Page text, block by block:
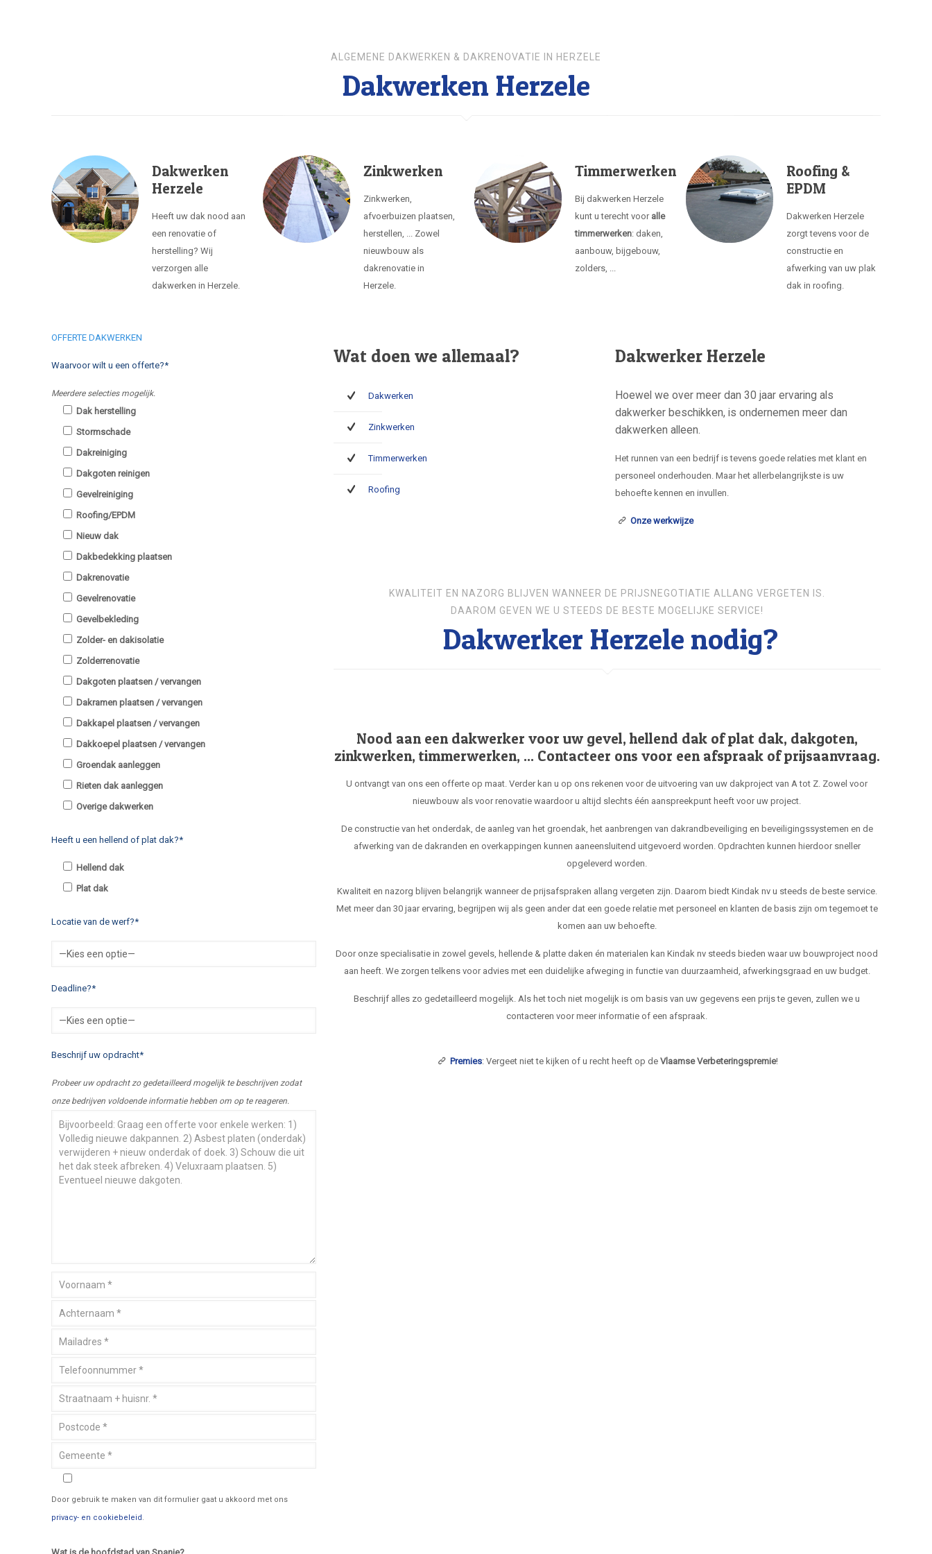
ALGEMENE DAKWERKEN & DAKRENOVATIE IN HERZELE
Dakwerken Herzele
Dakwerken
Herzele
Heeft uw dak nood aan
een renovatie of
herstelling? Wij
verzorgen alle
dakwerken in Herzele.
Zinkwerken
Zinkwerken,
afvoerbuizen plaatsen,
herstellen, ... Zowel
nieuwbouw als
dakrenovatie in
Herzele.
Timmerwerken
Bij dakwerken Herzele
kunt u terecht voor alle
timmerwerken: daken,
aanbouw, bijgebouw,
zolders, ...
Roofing &
EPDM
Dakwerken Herzele
zorgt tevens voor de
constructie en
afwerking van uw plak
dak in roofing.
OFFERTE DAKWERKEN
Waarvoor wilt u een offerte?*
Meerdere selecties mogelijk.
Dak herstelling
Stormschade
Dakreiniging
Dakgoten reinigen
Gevelreiniging
Roofing/EPDM
Nieuw dak
Dakbedekking plaatsen
Dakrenovatie
Gevelrenovatie
Gevelbekleding
Zolder- en dakisolatie
Zolderrenovatie
Dakgoten plaatsen / vervangen
Dakramen plaatsen / vervangen
Dakkapel plaatsen / vervangen
Dakkoepel plaatsen / vervangen
Groendak aanleggen
Rieten dak aanleggen
Overige dakwerken
Heeft u een hellend of plat dak?*
Hellend dak
Plat dak
Locatie van de werf?*
Deadline?*
Beschrijf uw opdracht*
Probeer uw opdracht zo gedetailleerd mogelijk te beschrijven zodat
onze bedrijven voldoende informatie hebben om op te reageren.
Door gebruik te maken van dit formulier gaat u akkoord met ons
privacy- en cookiebeleid.
Wat doen we allemaal?
Dakwerken
Zinkwerken
Timmerwerken
Roofing
Dakwerker Herzele
Hoewel we over meer dan 30 jaar ervaring als
dakwerker beschikken, is ondernemen meer dan
dakwerken alleen.
Het runnen van een bedrijf is tevens goede relaties met klant en
personeel onderhouden. Maar het allerbelangrijkste is uw
behoefte kennen en invullen.
Onze werkwijze
KWALITEIT EN NAZORG BLIJVEN WANNEER DE PRIJSNEGOTIATIE ALLANG VERGETEN IS.
DAAROM GEVEN WE U STEEDS DE BESTE MOGELIJKE SERVICE!
Dakwerker Herzele nodig?
Nood aan een dakwerker voor uw gevel, hellend dak of plat dak, dakgoten,
zinkwerken, timmerwerken, ... Contacteer ons voor een afspraak of prijsaanvraag.
U ontvangt van ons een offerte op maat. Verder kan u op ons rekenen voor de uitvoering van uw dakproject van A tot Z. Zowel voor
nieuwbouw als voor renovatie waardoor u altijd slechts één aanspreekpunt heeft voor uw project.
De constructie van het onderdak, de aanleg van het groendak, het aanbrengen van dakrandbeveiliging en beveiligingssystemen en de
afwerking van de dakranden en overkappingen kunnen aaneensluitend uitgevoerd worden. Opdrachten kunnen hierdoor sneller
opgeleverd worden.
Kwaliteit en nazorg blijven belangrijk wanneer de prijsafspraken allang vergeten zijn. Daarom biedt Kindak nv u steeds de beste service.
Met meer dan 30 jaar ervaring, begrijpen wij als geen ander dat een goede relatie met personeel en klanten de basis zijn om tegemoet te
komen aan uw behoefte.
Door onze specialisatie in zowel gevels, hellende & platte daken én materialen kan Kindak nv steeds bieden waar uw bouwproject nood
aan heeft. We zorgen telkens voor advies met een duidelijke afweging in functie van duurzaamheid, afwerkingsgraad en uw budget.
Beschrijf alles zo gedetailleerd mogelijk. Als het toch niet mogelijk is om basis van uw gegevens een prijs te geven, zullen we u
contacteren voor meer informatie of een afspraak.
Premies: Vergeet niet te kijken of u recht heeft op deVlaamse Verbeteringspremie!